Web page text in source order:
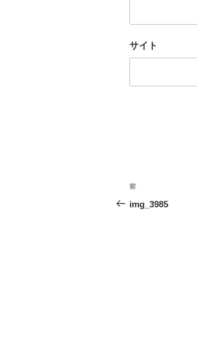
サイト
投
稿
前
の
前
img_3985